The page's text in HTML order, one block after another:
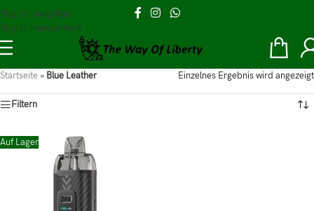
Skip to navigation
Skip to main content
Startseite » Blue Leather Einzelnes Ergebnis wird angezeigt
Filtern
Auf Lager